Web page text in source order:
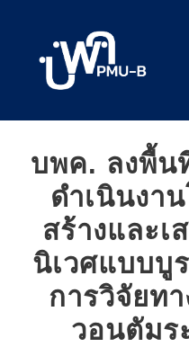
บพค. ลงพื้น
ดำเนินงา
สร้างและเ
นิเวศแบบบู
การวิจัยท
วอนตัมร